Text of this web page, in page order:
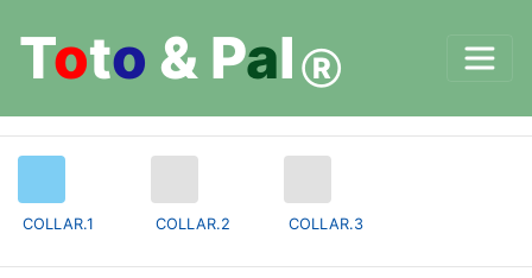
Toto & Pal Ⓡ
COLLAR.1 COLLAR.2 COLLAR.3